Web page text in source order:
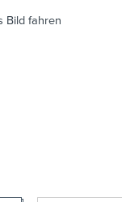
Bild fahren